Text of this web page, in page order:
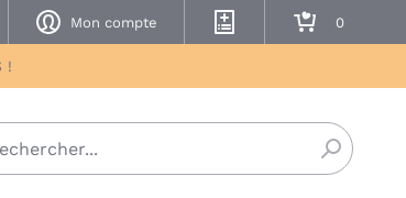
Mon compte
Mes listes de naissance
Mon panier
!